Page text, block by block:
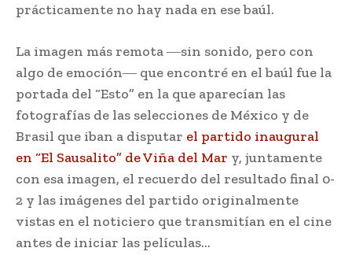
prácticamente no hay nada en ese baúl.
La imagen más remota ―sin sonido, pero con
algo de emoción― que encontré en el baúl fue la
portada del “Esto” en la que aparecían las
fotografías de las selecciones de México y de
Brasil que iban a disputar el partido inaugural
en “El Sausalito” de Viña del Mar y, juntamente
con esa imagen, el recuerdo del resultado final 0-
2 y las imágenes del partido originalmente
vistas en el noticiero que transmitían en el cine
antes de iniciar las películas…